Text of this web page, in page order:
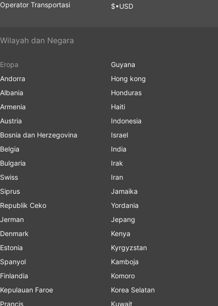
Operator Transportasi
$•USD
Wilayah dan Negara
Eropa
Andorra
Albania
Armenia
Austria
Bosnia dan Herzegovina
Belgia
Bulgaria
Swiss
Siprus
Republik Ceko
Jerman
Denmark
Estonia
Spanyol
Finlandia
Kepulauan Faroe
Prancis
Guyana
Hong kong
Honduras
Haiti
Indonesia
Israel
India
Irak
Iran
Jamaika
Yordania
Jepang
Kenya
Kyrgyzstan
Kamboja
Komoro
Korea Selatan
Kuwait